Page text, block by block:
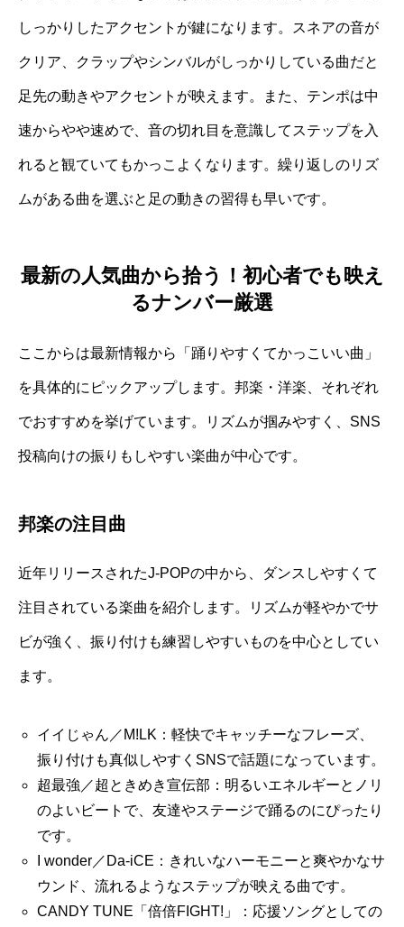
しっかりしたアクセントが鍵になります。スネアの音が
クリア、クラップやシンバルがしっかりしている曲だと
足先の動きやアクセントが映えます。また、テンポは中
速からやや速めで、音の切れ目を意識してステップを入
れると観ていてもかっこよくなります。繰り返しのリズ
ムがある曲を選ぶと足の動きの習得も早いです。
最新の人気曲から拾う！初心者でも映え
るナンバー厳選
ここからは最新情報から「踊りやすくてかっこいい曲」
を具体的にピックアップします。邦楽・洋楽、それぞれ
でおすすめを挙げています。リズムが掴みやすく、SNS
投稿向けの振りもしやすい楽曲が中心です。
邦楽の注目曲
近年リリースされたJ-POPの中から、ダンスしやすくて
注目されている楽曲を紹介します。リズムが軽やかでサ
ビが強く、振り付けも練習しやすいものを中心としてい
ます。
イイじゃん／M!LK：軽快でキャッチーなフレーズ、
振り付けも真似しやすくSNSで話題になっています。
超最強／超ときめき宣伝部：明るいエネルギーとノリ
のよいビートで、友達やステージで踊るのにぴったり
です。
I wonder／Da-iCE：きれいなハーモニーと爽やかなサ
ウンド、流れるようなステップが映える曲です。
CANDY TUNE「倍倍FIGHT!」：応援ソングとしての